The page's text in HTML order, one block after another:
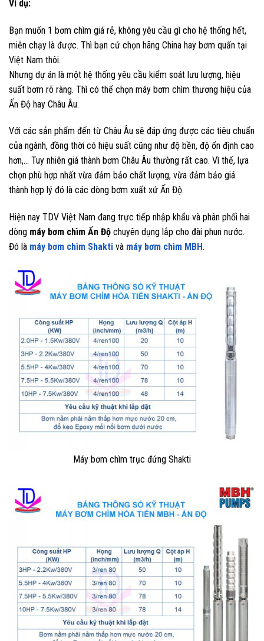
Ví dụ:
Bạn muốn 1 bơm chìm giá rẻ, không yêu cầu gì cho hệ thống hết,
miễn chạy là được. Thì bạn cứ chọn hãng China hay bơm quấn tại
Việt Nam thôi.
Nhưng dự án là một hệ thống yêu cầu kiểm soát lưu lượng, hiệu
suất bơm rõ ràng. Thì có thể chọn máy bơm chìm thương hiệu của
Ấn Độ hay Châu Âu.
Với các sản phẩm đến từ Châu Âu sẽ đáp ứng được các tiêu chuẩn
của ngành, đồng thời có hiệu suất cũng như độ bền, độ ổn định cao
hơn,… Tuy nhiên giá thành bơm Châu Âu thường rất cao. Vì thế, lựa
chọn phù hợp nhất vừa đảm bảo chất lượng, vừa đảm bảo giá
thành hợp lý đó là các dòng bơm xuất xứ Ấn Độ.
Hiện nay TDV Việt Nam đang trực tiếp nhập khẩu và phân phối hai
dòng máy bơm chìm Ấn Độ chuyên dụng lắp cho đài phun nước.
Đó là máy bơm chìm Shakti và máy bơm chìm MBH.
Máy bơm chìm trục đứng Shakti